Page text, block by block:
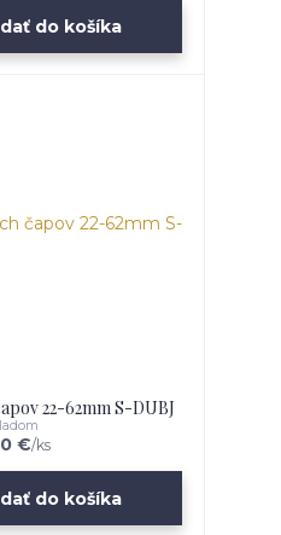
do košíka
22-62mm S-DUBJ
€/ks
do košíka